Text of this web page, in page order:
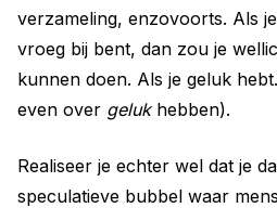
verzameling, enzovoorts. Als
vroeg bij bent, dan zou je
kunnen doen. Als je geluk
even over gelukhebben).
Realiseer je echter wel dat je
speculatieve bubbel waar